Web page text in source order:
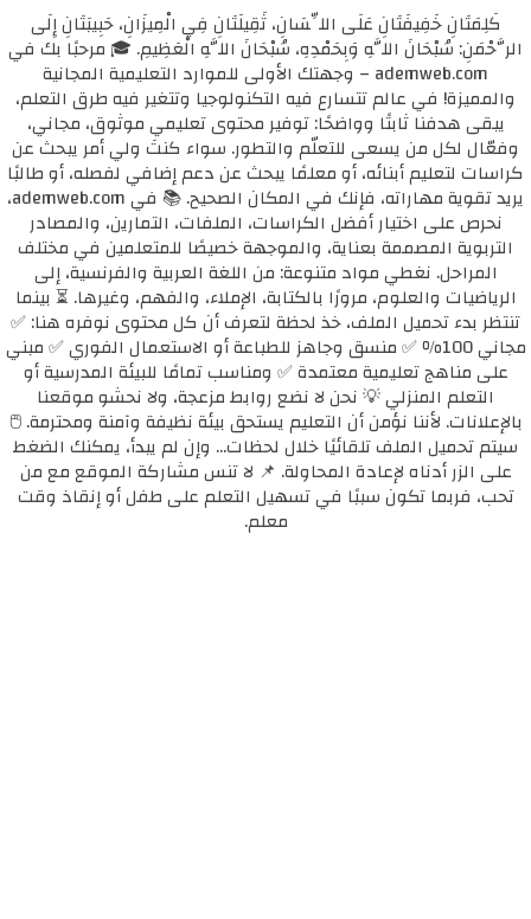
كَلِمَتَانِ خَفِيفَتَانِ عَلَى اللِّسَانِ، ثَقِيلَتَانِ فِي الْمِيزَانِ، حَبِيبَتَانِ إِلَى
الرَّحْمَنِ: سُبْحَانَ اللَّهِ وَبِحَمْدِهِ، سُبْحَانَ اللَّهِ الْعَظِيمِ. 🎓 مرحبًا بك في
ademweb.com – وجهتك الأولى للموارد التعليمية المجانية
والمميزة! في عالم تتسارع فيه التكنولوجيا وتتغير فيه طرق التعلم،
يبقى هدفنا ثابتًا وواضحًا: توفير محتوى تعليمي موثوق، مجاني،
وفعّال لكل من يسعى للتعلّم والتطور. سواء كنتَ ولي أمر يبحث عن
كراسات لتعليم أبنائه، أو معلمًا يبحث عن دعم إضافي لفصله، أو طالبًا
يريد تقوية مهاراته، فإنك في المكان الصحيح. 📚 في ademweb.com،
نحرص على اختيار أفضل الكراسات، الملفات، التمارين، والمصادر
التربوية المصممة بعناية، والموجهة خصيصًا للمتعلمين في مختلف
المراحل. نغطي مواد متنوعة: من اللغة العربية والفرنسية، إلى
الرياضيات والعلوم، مرورًا بالكتابة، الإملاء، والفهم، وغيرها. ⏳ بينما
تنتظر بدء تحميل الملف، خذ لحظة لتعرف أن كل محتوى نوفره هنا: ✅
مجاني 100٪ ✅ منسق وجاهز للطباعة أو الاستعمال الفوري ✅ مبني
على مناهج تعليمية معتمدة ✅ ومناسب تمامًا للبيئة المدرسية أو
التعلم المنزلي 💡 نحن لا نضع روابط مزعجة، ولا نحشو موقعنا
بالإعلانات. لأننا نؤمن أن التعليم يستحق بيئة نظيفة وآمنة ومحترمة. 🖱️
سيتم تحميل الملف تلقائيًا خلال لحظات... وإن لم يبدأ، يمكنك الضغط
على الزر أدناه لإعادة المحاولة. 📌 لا تنس مشاركة الموقع مع من
تحب، فربما تكون سببًا في تسهيل التعلم على طفل أو إنقاذ وقت
معلم.